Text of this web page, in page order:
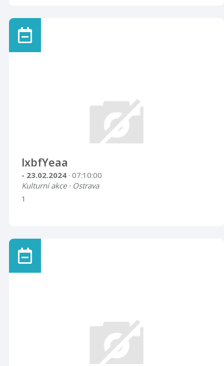
lxbfYeaa
- 23.02.2024 · 07:10:00
Kulturní akce · Ostrava
1